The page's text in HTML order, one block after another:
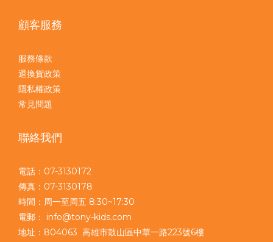
顧客服務
服務條款
退換貨政策
隱私權政策
常見問題
聯絡我們
電話：07-3130172
傳真：07-3130178
時間：周一至周五 8:30~17:30
電郵： info@tony-kids.com
地址：804063 高雄市鼓山區中華一路223號6樓